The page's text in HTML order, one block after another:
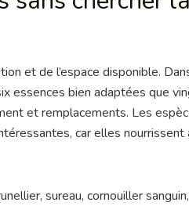
et de l’espace disponible.
essences bien adaptées que
et remplacements. Les
car elles nourrissent
sureau, cornouiller